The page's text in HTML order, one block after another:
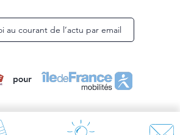
au courant de l’actu par email